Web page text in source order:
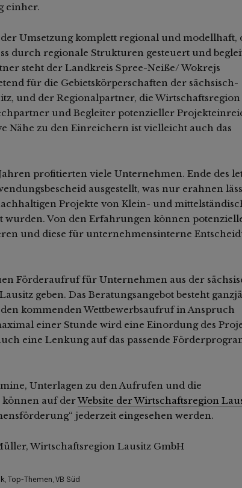
einher.
Umsetzung komplett regional und modellhaft,
durch regionale Strukturen gesteuert und
steht der Landkreis Spree-Neiße/ Wokrejs
für die Gebietskörperschaften der sächsisch-
und der Regionalpartner, die Wirtschaftsregion
und Begleiter potenzieller
Nähe zu den Einreichern ist vielleicht auch das
profitierten viele Unternehmen. Ende des
ausgestellt, was nur erahnen
Projekte von Klein- und
Von den Erfahrungen können
und diese für unternehmensinterne
Förderaufruf für Unternehmen aus der
geben. Das Beratungsangebot besteht
kommenden Wettbewerbsaufruf in Anspruch
einer Stunde wird eine Einordung des
eine Lenkung auf das passende
Unterlagen zu den Aufrufen und die
auf derWebsite der Wirtschaftsregion
jederzeit eingesehen werden.
Wirtschaftsregion Lausitz GmbH
Top-Themen VB Süd